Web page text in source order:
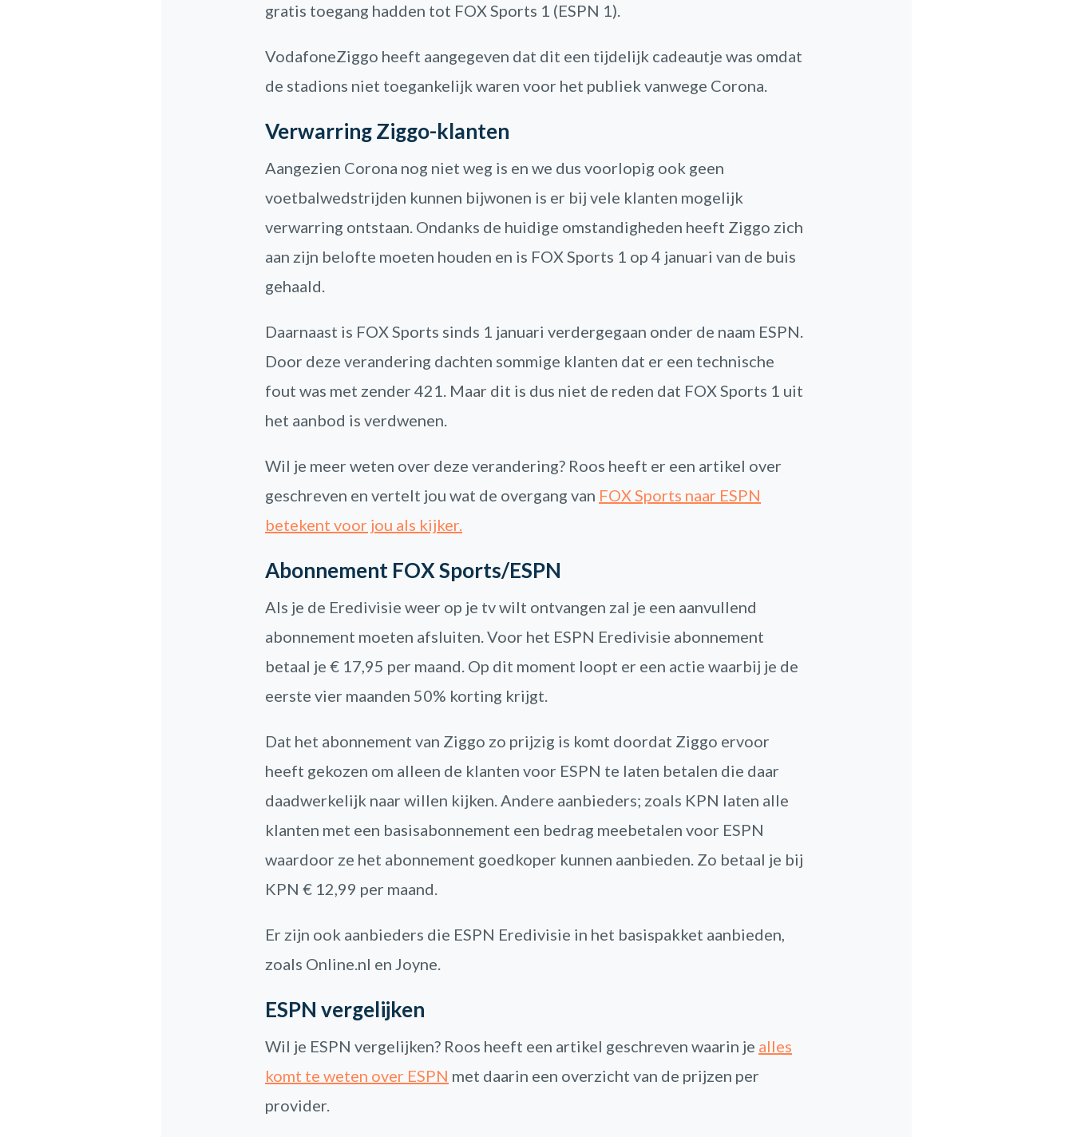
gratis toegang hadden tot FOX Sports 1 (ESPN 1).
VodafoneZiggo heeft aangegeven dat dit een tijdelijk cadeautje was omdat
de stadions niet toegankelijk waren voor het publiek vanwege Corona.
Verwarring Ziggo-klanten
Aangezien Corona nog niet weg is en we dus voorlopig ook geen
voetbalwedstrijden kunnen bijwonen is er bij vele klanten mogelijk
verwarring ontstaan. Ondanks de huidige omstandigheden heeft Ziggo zich
aan zijn belofte moeten houden en is FOX Sports 1 op 4 januari van de buis
gehaald.
Daarnaast is FOX Sports sinds 1 januari verdergegaan onder de naam ESPN.
Door deze verandering dachten sommige klanten dat er een technische
fout was met zender 421. Maar dit is dus niet de reden dat FOX Sports 1 uit
het aanbod is verdwenen.
Wil je meer weten over deze verandering? Roos heeft er een artikel over
geschreven en vertelt jou wat de overgang van FOX Sports naar ESPN
betekent voor jou als kijker.
Abonnement FOX Sports/ESPN
Als je de Eredivisie weer op je tv wilt ontvangen zal je een aanvullend
abonnement moeten afsluiten. Voor het ESPN Eredivisie abonnement
betaal je € 17,95 per maand. Op dit moment loopt er een actie waarbij je de
eerste vier maanden 50% korting krijgt.
Dat het abonnement van Ziggo zo prijzig is komt doordat Ziggo ervoor
heeft gekozen om alleen de klanten voor ESPN te laten betalen die daar
daadwerkelijk naar willen kijken. Andere aanbieders; zoals KPN laten alle
klanten met een basisabonnement een bedrag meebetalen voor ESPN
waardoor ze het abonnement goedkoper kunnen aanbieden. Zo betaal je bij
KPN € 12,99 per maand.
Er zijn ook aanbieders die ESPN Eredivisie in het basispakket aanbieden,
zoals Online.nl en Joyne.
ESPN vergelijken
Wil je ESPN vergelijken? Roos heeft een artikel geschreven waarin je alles
komt te weten over ESPN met daarin een overzicht van de prijzen per
provider.